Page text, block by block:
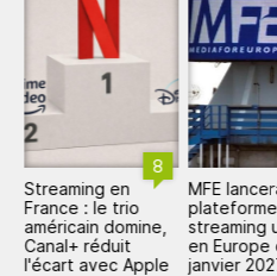
8
Streaming en
France : le trio
américain domine,
Canal+ réduit
l'écart avec Apple
MFE
streaming
en Europe
janvier